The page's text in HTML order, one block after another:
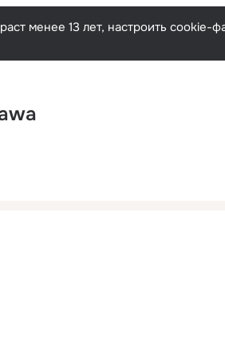
Русский
менее 13 лет, настроить cookie-